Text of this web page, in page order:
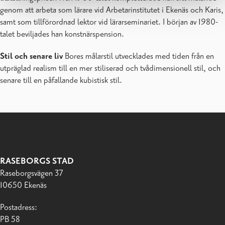
genom att arbeta som lärare vid Arbetarinstitutet i Ekenäs och Karis,
samt som tillförordnad lektor vid lärarseminariet. I början av 1980-
talet beviljades han konstnärspension.
Stil och senare liv Bores målarstil utvecklades med tiden från en
utpräglad realism till en mer stiliserad och tvådimensionell stil, och
senare till en påfallande kubistisk stil.
RASEBORGS STAD
Raseborgsvägen 37
10650 Ekenäs
Postadress:
PB 58